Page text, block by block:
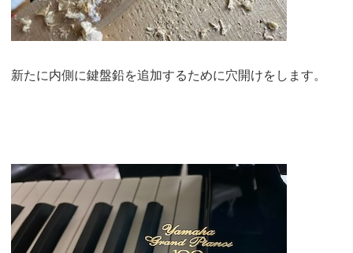
新たに内側に鍵盤鉛を追加するために穴開けをします。